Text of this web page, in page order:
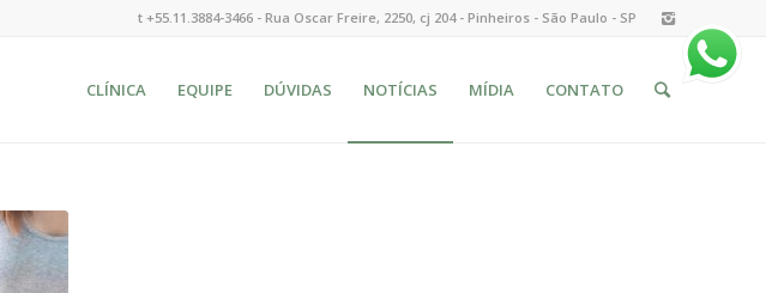
t +55.11.3884-3466 - Rua Oscar Freire, 2250, cj 204 - Pinheiros - São Paulo - SP
CLÍNICA EQUIPE DÚVIDAS NOTÍCIAS MÍDIA CONTATO